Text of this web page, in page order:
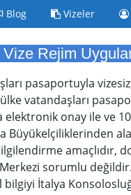
Blog Vizeler
Rejim
pasaportuyla
vatandaşları
onay ile ve
Büyükelçiliklerinden
amaçlıdır,
sorumlu
İtalya